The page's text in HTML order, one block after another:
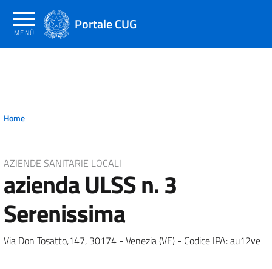
contenuto
principale
Portale CUG
MENÙ
Home
AZIENDE SANITARIE LOCALI
azienda ULSS n. 3
Serenissima
Via Don Tosatto,147, 30174 - Venezia (VE) - Codice IPA: au12ve